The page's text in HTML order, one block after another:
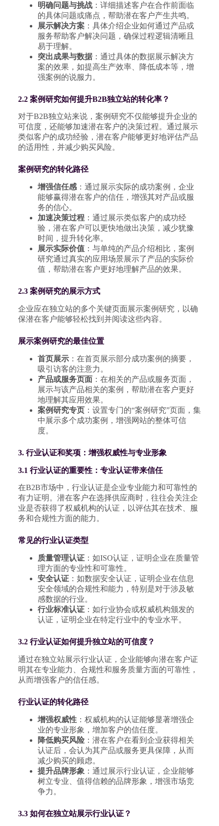
明确问题与挑战：详细描述客户在合作前面临
的具体问题或痛点，帮助潜在客户产生共鸣。
展示解决方案：具体介绍企业如何通过产品或
服务帮助客户解决问题，确保过程逻辑清晰且
易于理解。
突出成果与数据：通过具体的数据展示解决方
案的效果，如提高生产效率、降低成本等，增
强案例的说服力。
2.2 案例研究如何提升B2B独立站的转化率？
对于B2B独立站来说，案例研究不仅能够提升企业的
可信度，还能够加速潜在客户的决策过程。通过展示
类似客户的成功经验，潜在客户能够更好地评估产品
的适用性，并减少购买风险。
案例研究的转化路径
增强信任感：通过展示实际的成功案例，企业
能够赢得潜在客户的信任，增强其对产品或服
务的信心。
加速决策过程：通过展示类似客户的成功经
验，潜在客户可以更快地做出决策，减少犹豫
时间，提升转化率。
展示实际价值：与单纯的产品介绍相比，案例
研究通过真实的应用场景展示了产品的实际价
值，帮助潜在客户更好地理解产品的效果。
2.3 案例研究的展示方式
企业应在独立站的多个关键页面展示案例研究，以确
保潜在客户能够轻松找到并阅读这些内容。
展示案例研究的最佳位置
首页展示：在首页展示部分成功案例的摘要，
吸引访客的注意力。
产品或服务页面：在相关的产品或服务页面，
展示与该产品相关的案例，帮助潜在客户更好
地理解其应用效果。
案例研究专页：设置专门的“案例研究”页面，集
中展示多个成功案例，增强网站的整体可信
度。
3. 行业认证和奖项：增强权威性与专业形象
3.1 行业认证的重要性：专业认证带来信任
在B2B市场中，行业认证是企业专业能力和可靠性的
有力证明。潜在客户在选择供应商时，往往会关注企
业是否获得了权威机构的认证，以评估其在技术、服
务和合规性方面的能力。
常见的行业认证类型
质量管理认证：如ISO认证，证明企业在质量管
理方面的专业性和可靠性。
安全认证：如数据安全认证，证明企业在信息
安全领域的合规性和能力，特别是对于涉及敏
感数据的行业。
行业标准认证：如行业协会或权威机构颁发的
认证，证明企业在特定行业中的专业水平。
3.2 行业认证如何提升独立站的可信度？
通过在独立站展示行业认证，企业能够向潜在客户证
明其在专业能力、合规性和服务质量方面的可靠性，
从而增强客户的信任感。
行业认证的转化路径
增强权威性：权威机构的认证能够显著增强企
业的专业形象，增加客户的信任度。
降低购买风险：潜在客户在看到企业获得相关
认证后，会认为其产品或服务更具保障，从而
减少购买的顾虑。
提升品牌形象 ：通过展示行业认证，企业能够
树立专业、值得信赖的品牌形象，增强市场竞
争力。
3.3 如何在独立站展示行业认证？